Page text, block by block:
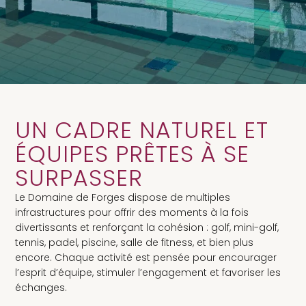
UN CADRE NATUREL ET
ÉQUIPES PRÊTES À SE
SURPASSER
Le Domaine de Forges dispose de multiples
infrastructures pour offrir des moments à la fois
divertissants et renforçant la cohésion : golf, mini-golf,
tennis, padel, piscine, salle de fitness, et bien plus
encore. Chaque activité est pensée pour encourager
l’esprit d’équipe, stimuler l’engagement et favoriser les
échanges.